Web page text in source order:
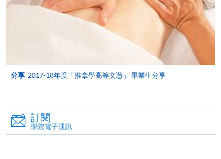
個別學歷頒授課程
報讀同一學歷頒授課程內其他單元
個別課程為須報讀同一學歷頒授課程及其他單元或繳
交下期學費的學員，提供網上服務，如學員就讀的課
網上支付可通過「繳費靈」(PPS) (不適用於手機)、
VISA 或 Mastercard、「微信支付」(Online WeChat
Pay) 、「支付寶」(Online Alipay) 或 「轉數快」(FPS)
分享 2017-18年度「推拿學高等文憑」 畢業生分享
訂閱
學院電子通訊